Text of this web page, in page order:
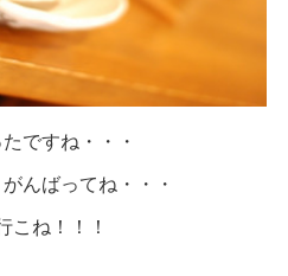
ですね・・・
んばってね・・・
ね！！！